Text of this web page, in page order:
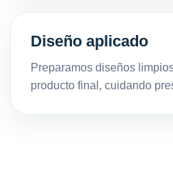
Diseño aplicado
Preparamos diseños
producto final, cuidando